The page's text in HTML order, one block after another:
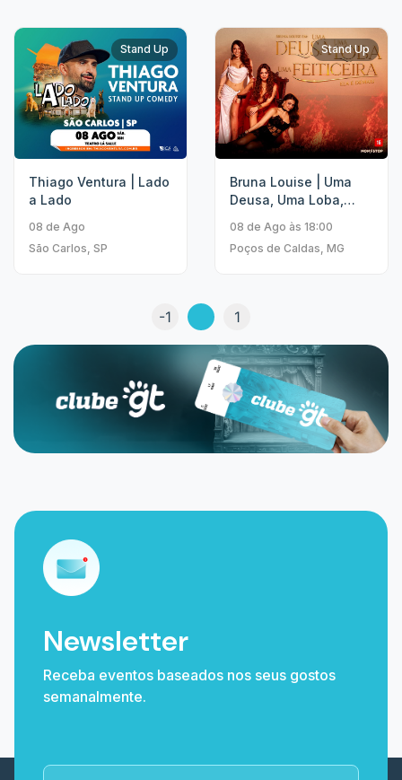
Stand Up
Thiago Ventura | Lado
a Lado
08 de Ago
São Carlos, SP
Stand Up
Bruna Louise | Uma
Deusa, Uma Loba,
Uma Feiticeira
08 de Ago às 18:00
Poços de Caldas, MG
-1 1
Newsletter
Receba eventos baseados nos seus gostos
semanalmente.